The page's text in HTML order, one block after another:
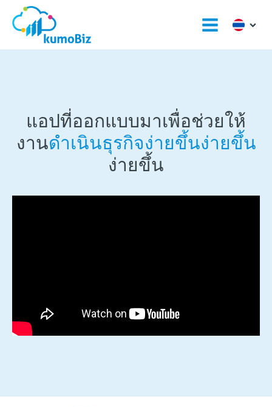
แอปที่ออกแบบมาเพื่อช่วยให้
งานดำเนินธุรกิจง่ายขึ้นง่ายขึ้น
ง่ายขึ้น